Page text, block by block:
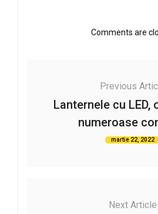
Comments are
Previous
Lanternele cu LED,
numeroase
martie 22, 2022
Next Article